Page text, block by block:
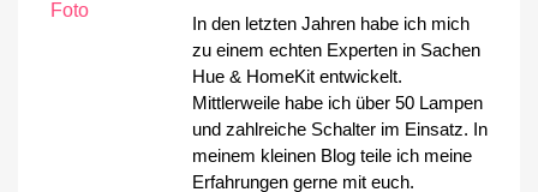
In den letzten Jahren habe ich mich
zu einem echten Experten in Sachen
Hue & HomeKit entwickelt.
Mittlerweile habe ich über 50 Lampen
und zahlreiche Schalter im Einsatz. In
meinem kleinen Blog teile ich meine
Erfahrungen gerne mit euch.